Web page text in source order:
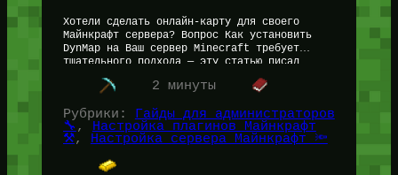
Хотели сделать онлайн-карту для своего
Майнкрафт сервера? Вопрос Как установить
DynMap на Ваш сервер Minecraft требует
тщательного подхода — эту статью писал
администратор Пётр, с опытом в создании
Майнкрафт серверов…2 минуты
Рубрики: Гайды для администраторов
🔧 , Настройка плагинов Майнкрафт
⚒️, Настройка сервера Майнкрафт 🔦